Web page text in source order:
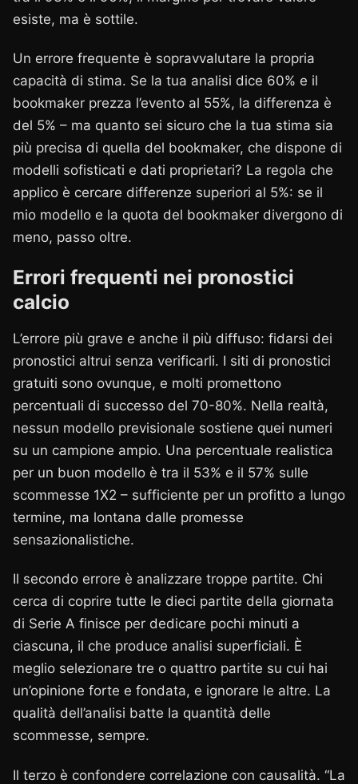
esiste, ma è sottile.
Un errore frequente è sopravvalutare la propria
capacità di stima. Se la tua analisi dice 60% e il
bookmaker prezza l’evento al 55%, la differenza è
del 5% – ma quanto sei sicuro che la tua stima sia
più precisa di quella del bookmaker, che dispone di
modelli sofisticati e dati proprietari? La regola che
applico è cercare differenze superiori al 5%: se il
mio modello e la quota del bookmaker divergono di
meno, passo oltre.
Errori frequenti nei pronostici
calcio
L’errore più grave e anche il più diffuso: fidarsi dei
pronostici altrui senza verificarli. I siti di pronostici
gratuiti sono ovunque, e molti promettono
percentuali di successo del 70-80%. Nella realtà,
nessun modello previsionale sostiene quei numeri
su un campione ampio. Una percentuale realistica
per un buon modello è tra il 53% e il 57% sulle
scommesse 1X2 – sufficiente per un profitto a lungo
termine, ma lontana dalle promesse
sensazionalistiche.
Il secondo errore è analizzare troppe partite. Chi
cerca di coprire tutte le dieci partite della giornata
di Serie A finisce per dedicare pochi minuti a
ciascuna, il che produce analisi superficiali. È
meglio selezionare tre o quattro partite su cui hai
un’opinione forte e fondata, e ignorare le altre. La
qualità dell’analisi batte la quantità delle
scommesse, sempre.
Il terzo è confondere correlazione con causalità. “La